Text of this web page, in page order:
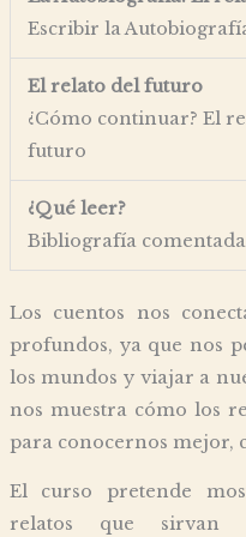
Escribir la
El relato del futuro
¿Cómo continuar? El
futuro
¿Qué leer?
Bibliografía comentada
Los cuentos nos
profundos, ya que nos
los mundos y viajar a
nos muestra cómo los
para conocernos mejor,
El curso pretende
relatos que sirvan